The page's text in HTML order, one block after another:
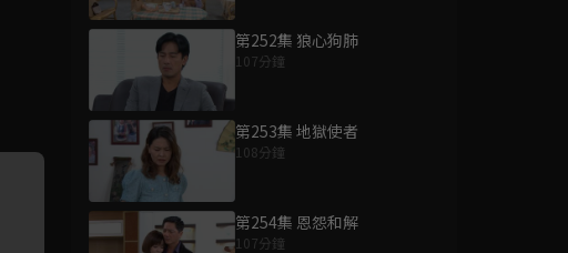
第252集 狼心狗肺
107分鐘
第253集 地獄使者
108分鐘
第254集 恩怨和解
107分鐘